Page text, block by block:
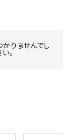
りませんでし
。